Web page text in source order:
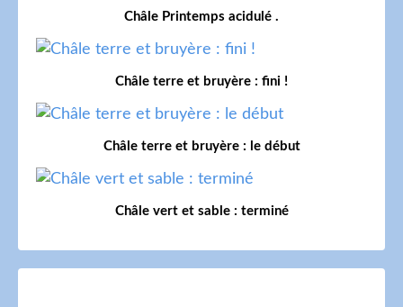
Châle Printemps acidulé .
Châle terre et bruyère : fini !
Châle terre et bruyère : le début
Châle vert et sable : terminé